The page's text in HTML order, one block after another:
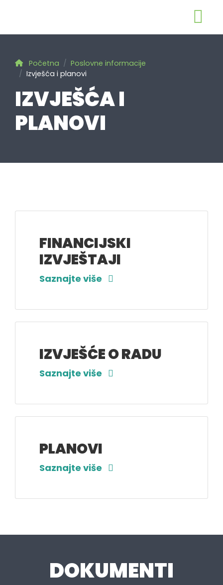
Početna
Poslovne informacije
Izvješća i planovi
IZVJEŠĆA I
PLANOVI
FINANCIJSKI
IZVJEŠTAJI
Saznajte više
IZVJEŠĆE O RADU
Saznajte više
PLANOVI
Saznajte više
DOKUMENTI